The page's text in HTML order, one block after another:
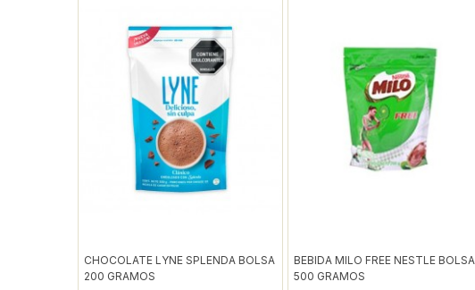
CHOCOLATE LYNE SPLENDA BOLSA
200 GRAMOS
BEBIDA MILO FREE NESTLE BOLSA
500 GRAMOS